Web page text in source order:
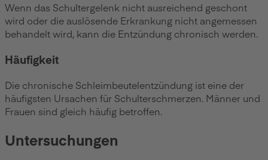
Wenn das Schultergelenk nicht ausreichend geschont
wird oder die auslösende Erkrankung nicht angemessen
behandelt wird, kann die Entzündung chronisch werden.
Häufigkeit
Die chronische Schleimbeutelentzündung ist eine der
häufigsten Ursachen für Schulterschmerzen. Männer und
Frauen sind gleich häufig betroffen.
Untersuchungen